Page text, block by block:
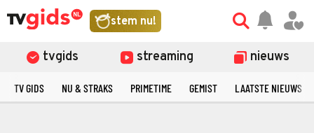
stem nu!
tvgids streaming nieuws
TV GIDS NU & STRAKS PRIMETIME GEMIST LAATSTE NIEUWS